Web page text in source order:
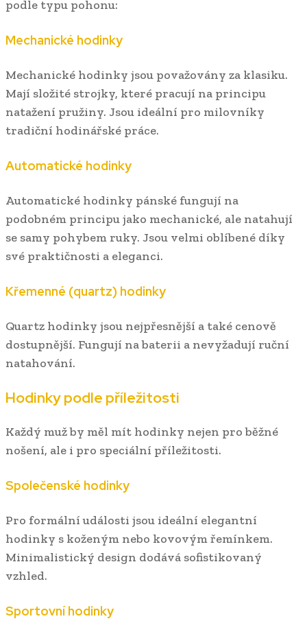
podle typu pohonu:
Mechanické hodinky
Mechanické hodinky jsou považovány za klasiku.
Mají složité strojky, které pracují na principu
natažení pružiny. Jsou ideální pro milovníky
tradiční hodinářské práce.
Automatické hodinky
Automatické hodinky pánské fungují na
podobném principu jako mechanické, ale natahují
se samy pohybem ruky. Jsou velmi oblíbené díky
své praktičnosti a eleganci.
Křemenné (quartz) hodinky
Quartz hodinky jsou nejpřesnější a také cenově
dostupnější. Fungují na baterii a nevyžadují ruční
natahování.
Hodinky podle příležitosti
Každý muž by měl mít hodinky nejen pro běžné
nošení, ale i pro speciální příležitosti.
Společenské hodinky
Pro formální události jsou ideální elegantní
hodinky s koženým nebo kovovým řemínkem.
Minimalistický design dodává sofistikovaný
vzhled.
Sportovní hodinky